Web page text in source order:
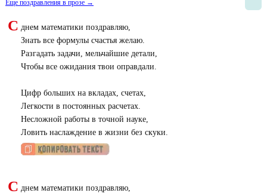
Еще поздравления в прозе →
С днем математики поздравляю,
Знать все формулы счастья желаю.
Разгадать задачи, мельчайшие детали,
Чтобы все ожидания твои оправдали.
Цифр больших на вкладах, счетах,
Легкости в постоянных расчетах.
Несложной работы в точной науке,
Ловить наслаждение в жизни без скуки.
С днем математики поздравляю,